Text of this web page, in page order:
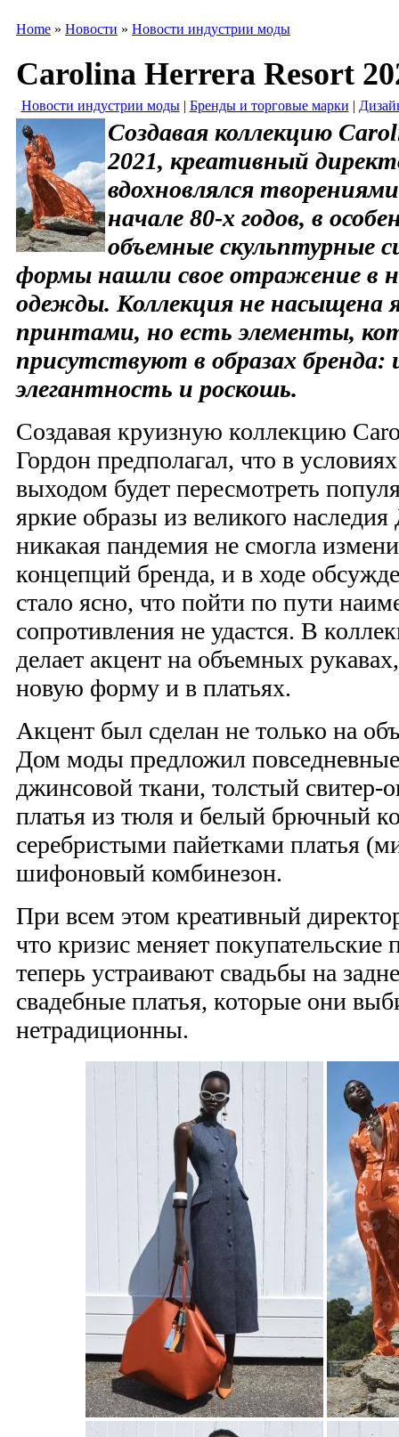
Home » Новости » Новости индустрии моды
Carolina Herrera Resort
Новости индустрии моды| Бренды и торговые марки |
Создавая коллекцию
2021, креативный
вдохновлялся
начале 80-х годов, в
объемные скульптурные
формы нашли свое отражение в
одежды. Коллекция не насыщена
принтами, но есть элементы,
присутствуют в образах бренда:
элегантность и роскошь.
Создавая круизную коллекцию
Гордон предполагал, что в
выходом будет пересмотреть
яркие образы из великого
никакая пандемия не смогла
концепций бренда, и в ходе
стало ясно, что пойти по пути
сопротивления не удастся. В
делает акцент на объемных
новую форму и в платьях.
Акцент был сделан не только на
Дом моды предложил
джинсовой ткани, толстый свитер-
платья из тюля и белый брючный
серебристыми пайетками платья
шифоновый комбинезон.
При всем этом креативный
что кризис меняет
теперь устраивают свадьбы на
свадебные платья, которые они
нетрадиционны.